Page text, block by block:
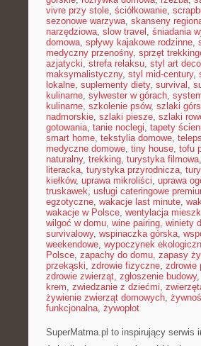
vivre przy stole, ściółkowanie,
sezonowe warzywa, skanseny
narzędziowa, slow travel , śniadania
domowa, spływy kajakowe rodzinne,
medyczny przenośny, sprzęt
azjatycki, strefa relaksu, styl art deco
maksymalistyczny, styl mid-century,
lokalne, suplementy diety, survival ,
kulinarne, sylwester w górach,
kulinarne, szkolenie psów, szlaki
nadmorskie, szlaki piesze, szlaki
gotowania, tanie noclegi, tapety
smart home, tekstylia domowe,
medyczne domowe, tiny house, tofu
naturalny, trekking, turystyka filmowa,
literacka, turystyka przyrodnicza,
kiełków, uprawa mikroliści, uprawa
truskawek, usługi cateringowe
egzotyczne, wakacje last minute,
wakacje w Polsce, wentylacja
wilgoć w domu, wine pairing, winiety
survivalowy, wspinaczka górska,
weekendowe, wypoczynek
Polsce, zapachy do domu, zapasy
przekąski, zdrowie fizyczne, zdrowie
zdrowie zwierząt, zgłoszenie budowy,
krem, zwiedzanie z dziećmi,
żywienie zwierząt domowych,
funkcjonalna, żywopłot
SuperMatma.pl to inspirujący serwis